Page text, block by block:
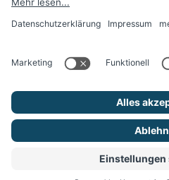
© regiocom SE 2026.
Impressum